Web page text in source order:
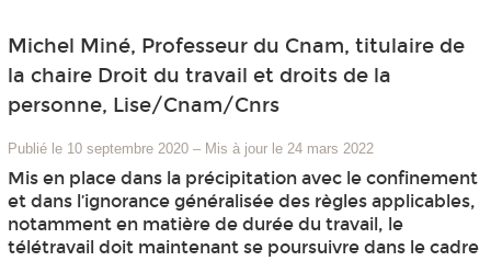
Michel Miné, Professeur du Cnam, titulaire de
la chaire Droit du travail et droits de la
personne, Lise/Cnam/Cnrs
Publié le 10 septembre 2020 – Mis à jour le 24 mars 2022
Mis en place dans la précipitation avec le confinement
et dans l’ignorance généralisée des règles applicables,
notamment en matière de durée du travail, le
télétravail doit maintenant se poursuivre dans le cadre